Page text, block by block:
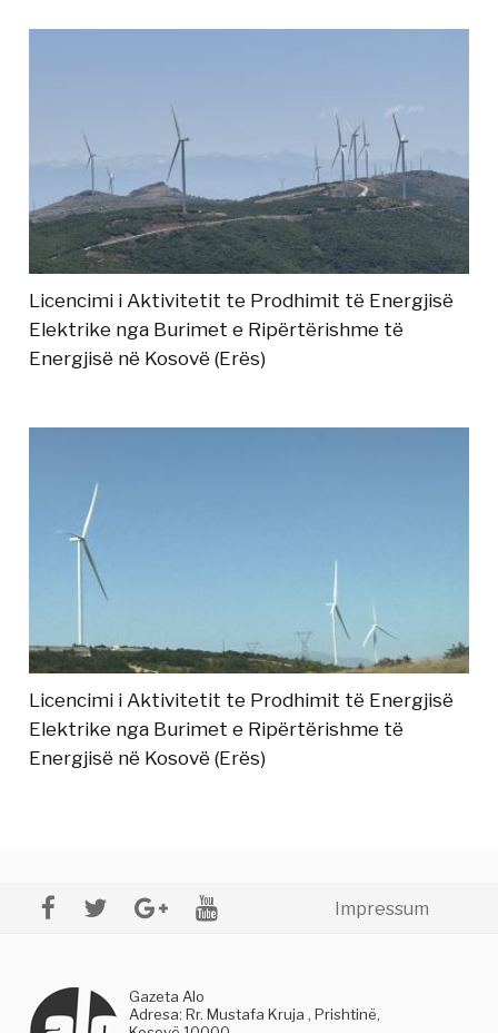
Licencimi i Aktivitetit te Prodhimit të Energjisë
Elektrike nga Burimet e Ripërtërishme të
Energjisë në Kosovë (Erës)
Licencimi i Aktivitetit te Prodhimit të Energjisë
Elektrike nga Burimet e Ripërtërishme të
Energjisë në Kosovë (Erës)
Impressum
Gazeta Alo
Adresa: Rr. Mustafa Kruja , Prishtinë,